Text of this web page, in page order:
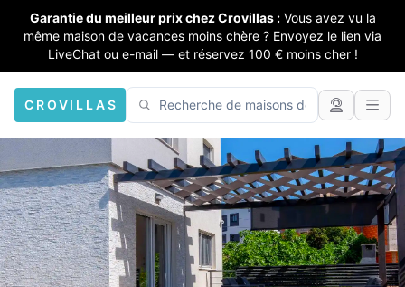
Garantie du meilleur prix chez Crovillas : Vous avez vu la
même maison de vacances moins chère ? Envoyez le lien via
LiveChat ou e-mail — et réservez 100 € moins cher !
CROVILLAS